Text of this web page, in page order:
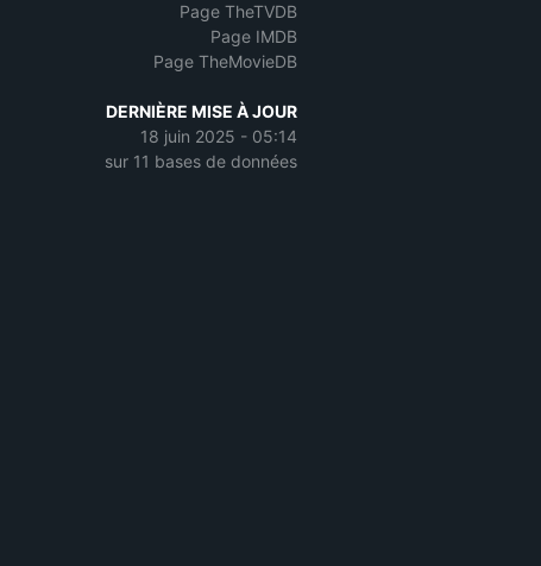
Page TheTVDB
Page IMDB
Page TheMovieDB
DERNIÈRE MISE À JOUR
18 juin 2025 - 05:14
sur 11 bases de données